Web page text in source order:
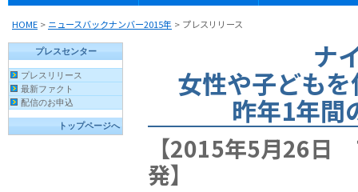
HOME > ニュースバックナンバー2015年 > プレスリリース
ナ
女性や子ども
昨年1年間
【2015年5月26日
発】